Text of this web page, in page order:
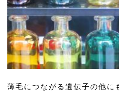
薄毛につながる遺伝子の他に